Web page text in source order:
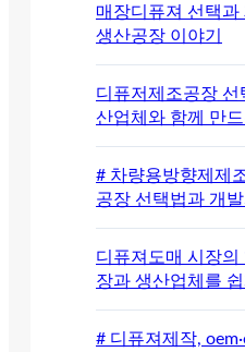
매장디퓨져 선택과
생산공장 이야기
디퓨저제조공장 선
산업체와 함께 만
# 차량용방향제제
공장 선택법과 개
디퓨져도매 시장의
장과 생산업체를 쉽
# 디퓨져제작,